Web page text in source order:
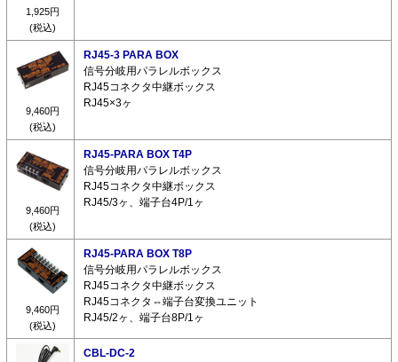
1,925円
(税込)
9,460円
(税込)
RJ45-3 PARA BOX
信号分岐用パラレルボックス
RJ45コネクタ中継ボックス
RJ45×3ヶ
9,460円
(税込)
RJ45-PARA BOX T4P
信号分岐用パラレルボックス
RJ45コネクタ中継ボックス
RJ45/3ヶ、端子台4P/1ヶ
9,460円
(税込)
RJ45-PARA BOX T8P
信号分岐用パラレルボックス
RJ45コネクタ中継ボックス
RJ45コネクタ⇔端子台変換ユニット
RJ45/2ヶ、端子台8P/1ヶ
CBL-DC-2